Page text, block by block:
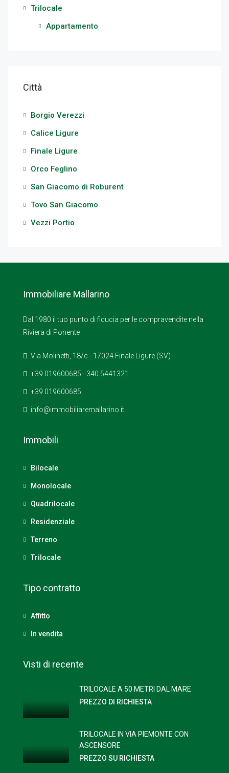
Trilocale
Appartamento
Città
Borgio Verezzi
Calice Ligure
Finale Ligure
Orco Feglino
San Giacomo di Roburent
Tovo San Giacomo
Vezzi Portio
Immobiliare Mallarino
Dal 1980 il tuo punto di fiducia per le compravendite nella
Riviera di Ponente
Via Molinetti, 18/c - 17024 Finale Ligure (SV)
+39 019600685 - 340 5441321
+39 019600685
info@immobiliaremallarino.it
Immobili
Bilocale
Monolocale
Quadrilocale
Residenziale
Terreno
Trilocale
Tipo contratto
Affitto
In vendita
Visti di recente
TRILOCALE A 50 METRI DAL MARE
PREZZO DI RICHIESTA
TRILOCALE IN VIA PIEMONTE CON
ASCENSORE
PREZZO SU RICHIESTA